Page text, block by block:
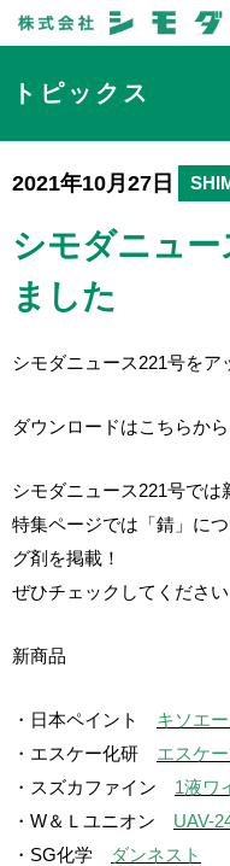
トピックス
2021年10月27日
シモダニュ
ました
シモダニュース221号をア
ダウンロードはこちらか
シモダニュース221号では
特集ページでは「錆」に
グ剤を掲載！
ぜひチェックしてください
新商品
・日本ペイント キソエ
・エスケー化研 エスケ
・スズカファイン 1液ワ
・W＆Ｌユニオン UAV-
・SG化学
ダンネスト